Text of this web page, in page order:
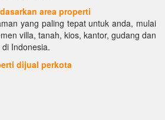
area properti
yang paling tepat untuk anda, mulai
villa, tanah, kios, kantor, gudang dan
Indonesia.
dijual perkota